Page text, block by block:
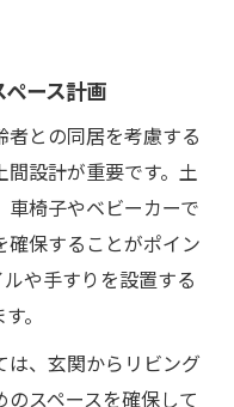
ース計画
との同居を考慮する
設計が重要です。土
椅子やベビーカーで
確保することがポイン
や手すりを設置する
。
は、玄関からリビング
スペースを確保して